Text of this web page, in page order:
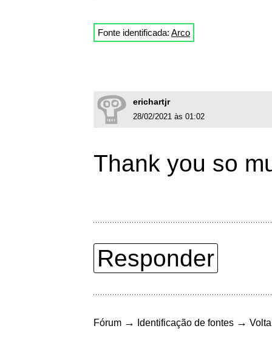
Fonte identificada: Arco
erichartjr
28/02/2021 às 01:02
Thank you so
Responder
Fórum → Identificação de fontes →